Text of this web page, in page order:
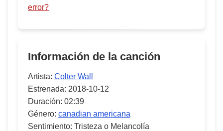
error?
Información de la canción
Artista: Colter Wall
Estrenada: 2018-10-12
Duración: 02:39
Género: canadian americana
Sentimiento: Tristeza o Melancolía